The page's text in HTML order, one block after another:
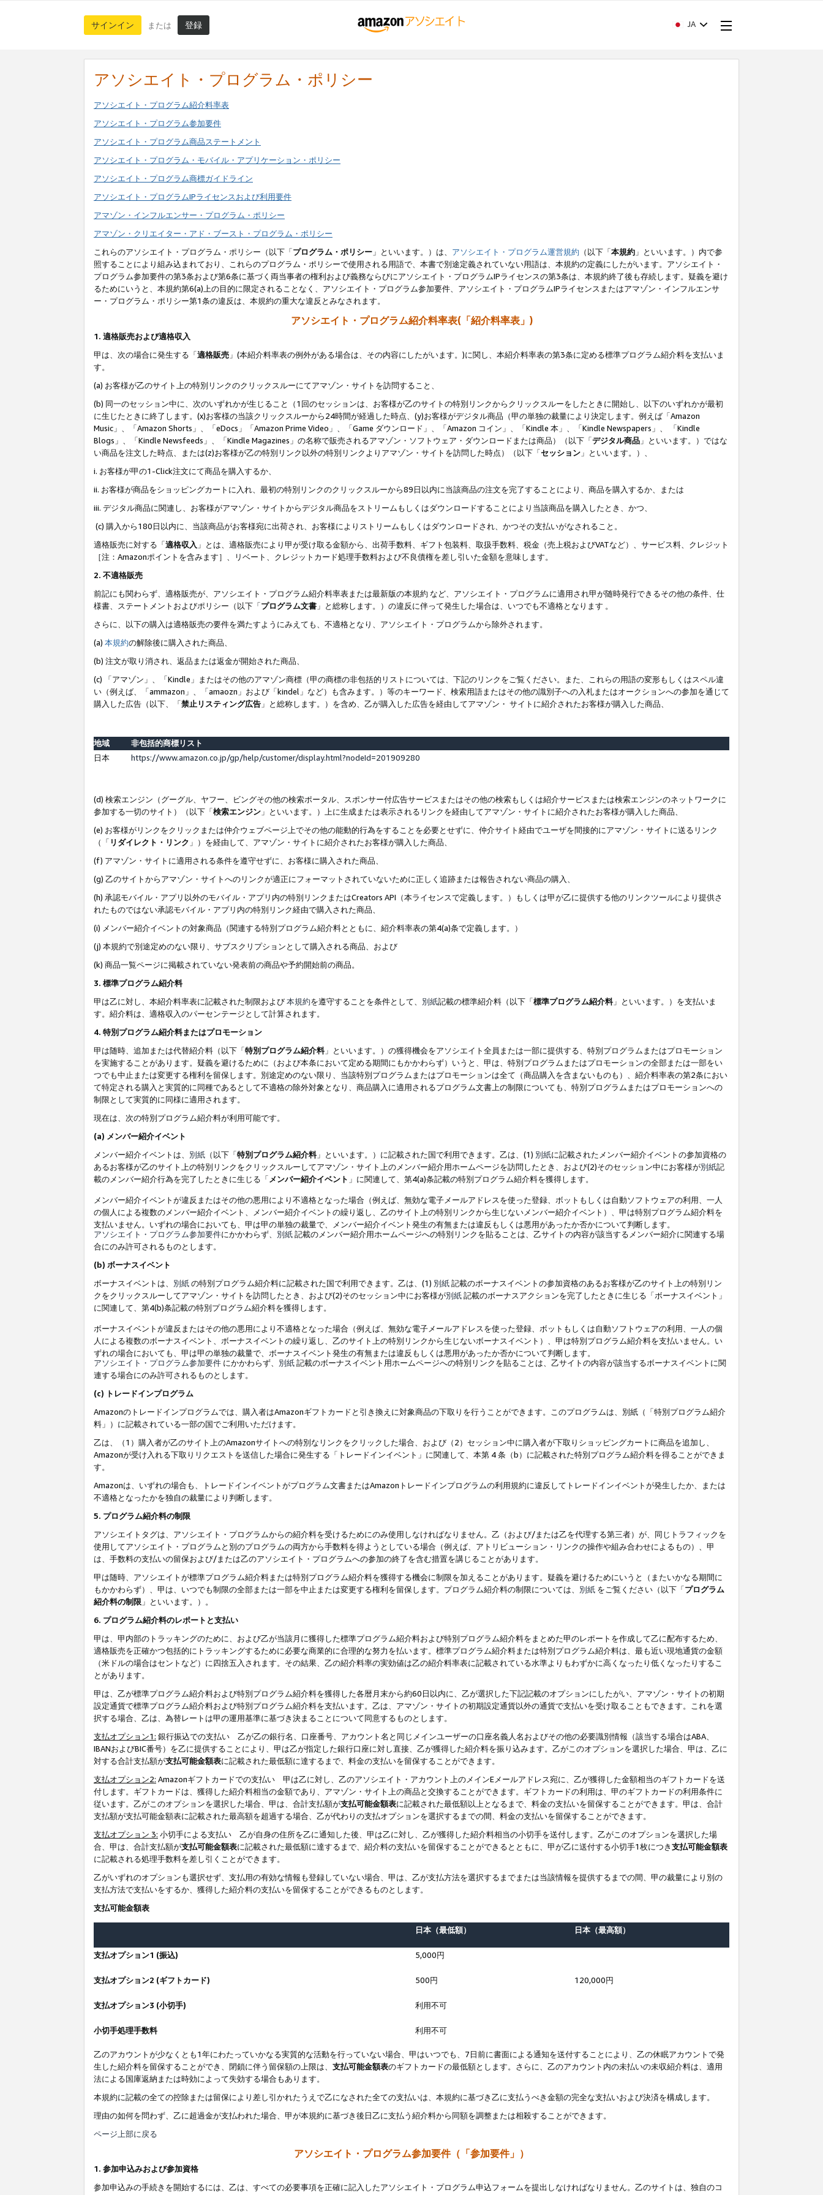
サインイン または 登録 JA
アソシエイト・プログラム・ポリシー
アソシエイト・プログラム紹介料率表
アソシエイト・プログラム参加要件
アソシエイト・プログラム商品ステートメント
アソシエイト・プログラム・モバイル・アプリケーション・ポリシー
アソシエイト・プログラム商標ガイドライン
アソシエイト・プログラムIPライセンスおよび利用要件
アマゾン・インフルエンサー・プログラム・ポリシー
アマゾン・クリエイター・アド・ブースト・プログラム・ポリシー
これらのアソシエイト・プログラム・ポリシー（以下「プログラム・ポリシー 」といいます。）は、 アソシエイト・プログラム運営規約 （以下「本規約 」といいます。）内で参
照することにより組み込まれており、これらのプログラム・ポリシーで使用される用語で、本書で別途定義されていない用語は、本規約の定義にしたがいます。アソシエイト・
プログラム参加要件の第3条および第6条に基づく両当事者の権利および義務ならびにアソシエイト・プログラムIPライセンスの第3条は、本規約終了後も存続します。疑義を避け
るためにいうと、本規約第6(a)上の目的に限定されることなく、アソシエイト・プログラム参加要件、アソシエイト・プログラムIPライセンスまたはアマゾン・インフルエンサ
ー・プログラム・ポリシー第1条の違反は、本規約の重大な違反とみなされます。
アソシエイト・プログラム紹介料率表(「紹介料率表」)
1. 適格販売および適格収入
甲は、次の場合に発生する「適格販売 」(本紹介料率表の例外がある場合は、その内容にしたがいます。)に関し、本紹介料率表の第3条に定める標準プログラム紹介料を支払いま
す。
(a) お客様が乙のサイト上の特別リンクのクリックスルーにてアマゾン・サイトを訪問すること、
(b) 同一のセッション中に、次のいずれかが生じること（1回のセッションは、お客様が乙のサイトの特別リンクからクリックスルーをしたときに開始し、以下のいずれかが最初
に生じたときに終了します。(x)お客様の当該クリックスルーから24時間が経過した時点、(y)お客様がデジタル商品（甲の単独の裁量により決定します。例えば「Amazon
Music」、「Amazon Shorts」、「eDocs」「Amazon Prime Video」、「Game ダウンロード」、「Amazon コイン」、「Kindle 本」、「Kindle Newspapers」、 「Kindle
Blogs」、「Kindle Newsfeeds」、「Kindle Magazines」の名称で販売されるアマゾン・ソフトウェア・ダウンロードまたは商品）（以下「デジタル商品 」といいます。）ではな
い商品を注文した時点、または(z)お客様が乙の特別リンク以外の特別リンクよりアマゾン・サイトを訪問した時点）（以下「セッション 」といいます。）、
i. お客様が甲の1-Click注文にて商品を購入するか、
ii. お客様が商品をショッピングカートに入れ、最初の特別リンクのクリックスルーから89日以内に当該商品の注文を完了することにより、商品を購入するか、または
iii. デジタル商品に関連し、お客様がアマゾン・サイトからデジタル商品をストリームもしくはダウンロードすることにより当該商品を購入したとき、かつ、
(c) 購入から180日以内に、当該商品がお客様宛に出荷され、お客様によりストリームもしくはダウンロードされ、かつその支払いがなされること。
適格販売に対する「適格収入 」とは、適格販売により甲が受け取る金額から、出荷手数料、ギフト包装料、取扱手数料、税金（売上税およびVATなど）、サービス料、クレジット
［注：Amazonポイントを含みます］、リベート、クレジットカード処理手数料および不良債権を差し引いた金額を意味します。
2. 不適格販売
前記にも関わらず、適格販売が、アソシエイト・プログラム紹介料率表または最新版の本規約 など、アソシエイト・プログラムに適用され甲が随時発行できるその他の条件、仕
様書、ステートメントおよびポリシー（以下「プログラム文書 」と総称します。）の違反に伴って発生した場合は、いつでも不適格となります 。
さらに、以下の購入は適格販売の要件を満たすようにみえても、不適格となり、アソシエイト・プログラムから除外されます。
(a) 本規約の解除後に購入された商品、
(b) 注文が取り消され、返品または返金が開始された商品、
(c) 「アマゾン」、「Kindle」またはその他のアマゾン商標（甲の商標の非包括的リストについては、下記のリンクをご覧ください。また、これらの用語の変形もしくはスペル違
い（例えば、「ammazon」、「amaozn」および「kindel」など）も含みます。）等のキーワード、検索用語またはその他の識別子への入札またはオークションへの参加を通じて
購入した広告（以下、「禁止リスティング広告 」と総称します。）を含め、乙が購入した広告を経由してアマゾン・ サイトに紹介されたお客様が購入した商品、
地域
非包括的商標リスト
日本
https://www.amazon.co.jp/gp/help/customer/display.html?nodeId=201909280
(d) 検索エンジン（グーグル、ヤフー、ビングその他の検索ポータル、スポンサー付広告サービスまたはその他の検索もしくは紹介サービスまたは検索エンジンのネットワークに
参加する一切のサイト）（以下「検索エンジン 」といいます。）上に生成または表示されるリンクを経由してアマゾン・サイトに紹介されたお客様が購入した商品、
(e) お客様がリンクをクリックまたは仲介ウェブページ上でその他の能動的行為をすることを必要とせずに、仲介サイト経由でユーザを間接的にアマゾン・サイトに送るリンク
（「 リダイレクト・リンク 」）を経由して、アマゾン・サイトに紹介されたお客様が購入した商品、
(f) アマゾン・サイトに適用される条件を遵守せずに、お客様に購入された商品、
(g) 乙のサイトからアマゾン・サイトへのリンクが適正にフォーマットされていないために正しく追跡または報告されない商品の購入、
(h) 承認モバイル・アプリ以外のモバイル・アプリ内の特別リンクまたはCreators API（本ライセンスで定義します。）もしくは甲が乙に提供する他のリンクツールにより提供さ
れたものではない承認モバイル・アプリ内の特別リンク経由で購入された商品、
(i) メンバー紹介イベントの対象商品（関連する特別プログラム紹介料とともに、紹介料率表の第4(a)条で定義します。）
(j) 本規約で別途定めのない限り、サブスクリプションとして購入される商品、および
(k) 商品一覧ページに掲載されていない発表前の商品や予約開始前の商品。
3. 標準プログラム紹介料
甲は乙に対し、本紹介料率表に記載された制限および本規約を遵守することを条件として、 別紙記載の標準紹介料（以下「標準プログラム紹介料」といいます。）を支払いま
す。紹介料は、適格収入のパーセンテージとして計算されます。
4. 特別プログラム紹介料またはプロモーション
甲は随時、追加または代替紹介料（以下「特別プログラム紹介料」といいます。）の獲得機会をアソシエイト全員または一部に提供する、特別プログラムまたはプロモーション
を実施することがあります。疑義を避けるために（および本条において定める期間にもかかわらず）いうと、甲は、特別プログラムまたはプロモーションの全部または一部をい
つでも中止または変更する権利を留保します。別途定めのない限り、当該特別プログラムまたはプロモーションは全て（商品購入を含まないものも）、紹介料率表の第2条におい
て特定される購入と実質的に同種であるとして不適格の除外対象となり、商品購入に適用されるプログラム文書上の制限についても、特別プログラムまたはプロモーションへの
制限として実質的に同様に適用されます。
現在は、次の特別プログラム紹介料が利用可能です。
(a) メンバー紹介イベント
メンバー紹介イベントは、 別紙 （以下「特別プログラム紹介料」といいます。）に記載された国で利用できます。乙は、(1) 別紙に記載されたメンバー紹介イベントの参加資格の
あるお客様が乙のサイト上の特別リンクをクリックスルーしてアマゾン・サイト上のメンバー紹介用ホームページを訪問したとき、および(2)そのセッション中にお客様が別紙記
載のメンバー紹介行為を完了したときに生じる「 メンバー紹介イベント 」に関連して、第4(a)条記載の特別プログラム紹介料を獲得します。
メンバー紹介イベントが違反またはその他の悪用により不適格となった場合（例えば、無効な電子メールアドレスを使った登録、ボットもしくは自動ソフトウェアの利用、一人
の個人による複数のメンバー紹介イベント、メンバー紹介イベントの繰り返し、乙のサイト上の特別リンクから生じないメンバー紹介イベント）、甲は特別プログラム紹介料を
支払いません。いずれの場合においても、甲は甲の単独の裁量で、メンバー紹介イベント発生の有無または違反もしくは悪用があったか否かについて判断します。
アソシエイト・プログラム参加要件にかかわらず、 別紙記載のメンバー紹介用ホームページへの特別リンクを貼ることは、乙サイトの内容が該当するメンバー紹介に関連する場
合にのみ許可されるものとします。
(b) ボーナスイベント
ボーナスイベントは、 別紙の特別プログラム紹介料に記載された国で利用できます。乙は、(1) 別紙記載のボーナスイベントの参加資格のあるお客様が乙のサイト上の特別リン
クをクリックスルーしてアマゾン・サイトを訪問したとき、および(2)そのセッション中にお客様が別紙記載のボーナスアクションを完了したときに生じる「ボーナスイベント」
に関連して、第4(b)条記載の特別プログラム紹介料を獲得します。
ボーナスイベントが違反またはその他の悪用により不適格となった場合（例えば、無効な電子メールアドレスを使った登録、ボットもしくは自動ソフトウェアの利用、一人の個
人による複数のボーナスイベント、ボーナスイベントの繰り返し、乙のサイト上の特別リンクから生じないボーナスイベント）、甲は特別プログラム紹介料を支払いません。い
ずれの場合においても、甲は甲の単独の裁量で、ボーナスイベント発生の有無または違反もしくは悪用があったか否かについて判断します。
アソシエイト・プログラム参加要件 にかかわらず、 別紙記載のボーナスイベント用ホームページへの特別リンクを貼ることは、乙サイトの内容が該当するボーナスイベントに関
連する場合にのみ許可されるものとします。
(c) トレードインプログラム
Amazonのトレードインプログラムでは、購入者はAmazonギフトカードと引き換えに対象商品の下取りを行うことができます。このプログラムは、別紙（「特別プログラム紹介
料」）に記載されている一部の国でご利用いただけます。
乙は、（1）購入者が乙のサイト上のAmazonサイトへの特別なリンクをクリックした場合、および（2）セッション中に購入者が下取りショッピングカートに商品を追加し、
Amazonが受け入れる下取りリクエストを送信した場合に発生する「トレードインイベント」に関連して、本第 4 条（b）に記載された特別プログラム紹介料を得ることができま
す。
Amazonは、いずれの場合も、トレードインイベントがプログラム文書またはAmazonトレードインプログラムの利用規約に違反してトレードインイベントが発生したか、または
不適格となったかを独自の裁量により判断します。
5. プログラム紹介料の制限
アソシエイトタグは、アソシエイト・プログラムからの紹介料を受けるためにのみ使用しなければなりません。乙（および/または乙を代理する第三者）が、同じトラフィックを
使用してアソシエイト・プログラムと別のプログラムの両方から手数料を得ようとしている場合（例えば、アトリビューション・リンクの操作や組み合わせによるもの）、甲
は、手数料の支払いの留保および/または乙のアソシエイト・プログラムへの参加の終了を含む措置を講じることがあります。
甲は随時、アソシエイトが標準プログラム紹介料または特別プログラム紹介料を獲得する機会に制限を加えることがあります。疑義を避けるためにいうと（またいかなる期間に
もかかわらず）、甲は、いつでも制限の全部または一部を中止または変更する権利を留保します。プログラム紹介料の制限については、 別紙 をご覧ください（以下「プログラム
紹介料の制限 」といいます。）。
6. プログラム紹介料のレポートと支払い
甲は、甲内部のトラッキングのために、および乙が当該月に獲得した標準プログラム紹介料および特別プログラム紹介料をまとめた甲のレポートを作成して乙に配布するため、
適格販売を正確かつ包括的にトラッキングするために必要な商業的に合理的な努力を払います。標準プログラム紹介料または特別プログラム紹介料は、最も近い現地通貨の金額
（米ドルの場合はセントなど）に四捨五入されます。その結果、乙の紹介料率の実効値は乙の紹介料率表に記載されている水準よりもわずかに高くなったり低くなったりするこ
とがあります。
甲は、乙が標準プログラム紹介料および特別プログラム紹介料を獲得した各暦月末から約60日以内に、乙が選択した下記記載のオプションにしたがい、アマゾン・サイトの初期
設定通貨で標準プログラム紹介料および特別プログラム紹介料を支払います。乙は、アマゾン・サイトの初期設定通貨以外の通貨で支払いを受け取ることもできます。これを選
択する場合、乙は、為替レートは甲の運用基準に基づき決まることについて同意するものとします。
支払オプション1: 銀行振込での支払い 乙が乙の銀行名、口座番号、アカウント名と同じメインユーザーの口座名義人名およびその他の必要識別情報（該当する場合はABA、
IBANおよびBIC番号）を乙に提供することにより、甲は乙が指定した銀行口座に対し直接、乙が獲得した紹介料を振り込みます。乙がこのオプションを選択した場合、甲は、乙に
対する合計支払額が支払可能金額表に記載された最低額に達するまで、料金の支払いを留保することができます。
支払オプション2: Amazonギフトカードでの支払い 甲は乙に対し、乙のアソシエイト・アカウント上のメインEメールアドレス宛に、乙が獲得した金額相当のギフトカードを送
付します。ギフトカードは、獲得した紹介料相当の金額であり、アマゾン・サイト上の商品と交換することができます。ギフトカードの利用は、甲のギフトカードの利用条件に
従います。乙がこのオプションを選択した場合、甲は、合計支払額が支払可能金額表に記載された最低額以上となるまで、料金の支払いを留保することができます。甲は、合計
支払額が支払可能金額表に記載された最高額を超過する場合、乙が代わりの支払オプションを選択するまでの間、料金の支払いを留保することができます。
支払オプション 3: 小切手による支払い 乙が自身の住所を乙に通知した後、甲は乙に対し、乙が獲得した紹介料相当の小切手を送付します。乙がこのオプションを選択した場
合、甲は、合計支払額が支払可能金額表に記載された最低額に達するまで、紹介料の支払いを留保することができるとともに、甲が乙に送付する小切手1枚につき支払可能金額表
に記載される処理手数料を差し引くことができます。
乙がいずれのオプションも選択せず、支払用の有効な情報も登録していない場合、甲は、乙が支払方法を選択するまでまたは当該情報を提供するまでの間、甲の裁量により別の
支払方法で支払いをするか、獲得した紹介料の支払いを留保することができるものとします。
支払可能金額表
日本（最低額） 日本（最高額）
支払オプション1 (振込) 5,000円
支払オプション2 (ギフトカード) 500円 120,000円
支払オプション3 (小切手) 利用不可
小切手処理手数料 利用不可
乙のアカウントが少なくとも1年にわたっていかなる実質的な活動を行っていない場合、甲はいつでも、7日前に書面による通知を送付することにより、乙の休眠アカウントで発
生した紹介料を留保することができ、閉鎖に伴う留保額の上限は、 支払可能金額表のギフトカードの最低額とします。さらに、乙のアカウント内の未払いの未収紹介料は、適用
法による国庫返納または時効によって失効する場合もあります。
本規約に記載の全ての控除または留保により差し引かれたうえで乙になされた全ての支払いは、本規約に基づき乙に支払うべき金額の完全な支払いおよび決済を構成します。
理由の如何を問わず、乙に超過金が支払われた場合、甲が本規約に基づき後日乙に支払う紹介料から同額を調整または相殺することができます。
ページ上部に戻る
アソシエイト・プログラム参加要件（「参加要件」）
1. 参加申込みおよび参加資格
参加申込みの手続きを開始するには、乙は、すべての必要事項を正確に記入したアソシエイト・プログラム申込フォームを提出しなければなりません。乙のサイトは、独自のコ